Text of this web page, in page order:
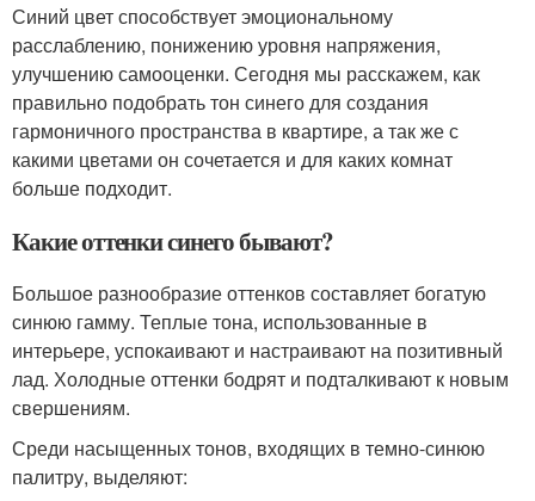
Синий цвет способствует эмоциональному
расслаблению, понижению уровня напряжения,
улучшению самооценки. Сегодня мы расскажем, как
правильно подобрать тон синего для создания
гармоничного пространства в квартире, а так же с
какими цветами он сочетается и для каких комнат
больше подходит.
Какие оттенки синего бывают?
Большое разнообразие оттенков составляет богатую
синюю гамму. Теплые тона, использованные в
интерьере, успокаивают и настраивают на позитивный
лад. Холодные оттенки бодрят и подталкивают к новым
свершениям.
Среди насыщенных тонов, входящих в темно-синюю
палитру, выделяют: